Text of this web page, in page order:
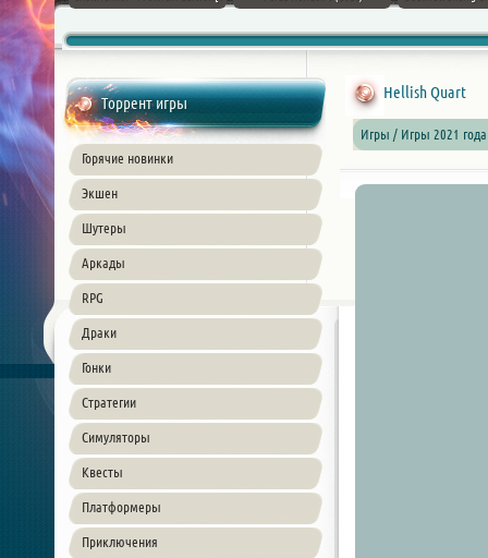
PC
Торрент игры
Горячие новинки
Экшен
Шутеры
Аркады
RPG
Драки
Гонки
Стратегии
Симуляторы
Квесты
Платформеры
Приключения
Hellish Quart
Игры / Игры 2021